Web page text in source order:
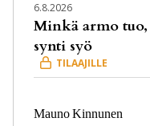
6.8.2026
Minkä armo tuo,
synti syö
MaunoKinnunen